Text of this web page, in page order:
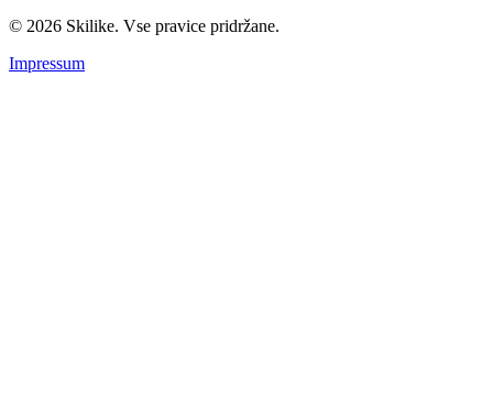
© 2026 Skilike. Vse pravice pridržane.
Impressum